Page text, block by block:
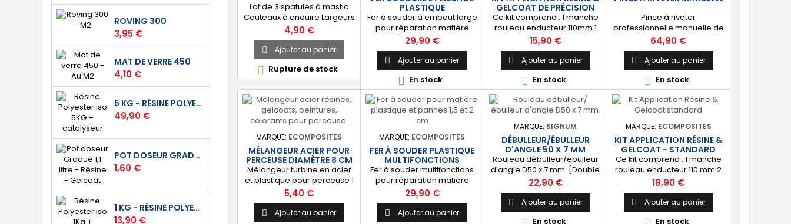
ROVING 300
Prix
3,95 €
MAT DE VERRE 450
Prix
4,10 €
5 KG - RÉSINE POLYESTER ISO DE STRATIFICATION
Prix
49,90 €
POT DOSEUR GRADUÉ 1,1 LITRE - RÉSINE - GELCOAT
Prix
1,60 €
1 KG - RÉSINE POLYESTER ISO DE STRATIFICATION
Prix
13,90 €
Lot de 3 spatules à mastic
Couteaux à enduire Largeurs
: 30mm 50mm 70mm
Prix
4,90 €
 Ajouter au panier
 Rupture de stock
PLASTIQUE
Fer à souder à embout large
pour réparation matière
plastique, pare-chocs,
carrosserie voiture, kayak,
bateau, bac de douche
camping car, etc.
Prix
29,90 €
 Ajouter au panier
 En stock
GELCOAT DE PRÉCISION
Ce kit comprend : 1 manche
rouleau enducteur 110mm 1
manchon à poils longs
110mm 1 manchon à poils
courts 110mm 1 pinceau plat
13mm 1 pinceau plat 25mm 1
bac de peinture 1 pipette de
dosage 3 ml pour le
catalyseur 1 pot doseur 340
ml 1 pot doseur 550 ml 5
paires de gants latex 2
mélangeurs en bois
Prix
15,90 €
 Ajouter au panier
 En stock
Pince à riveter
professionnelle manuelle de
type tenaille. Grande force
pour la pose simple et
rapide de rivets aveugles
(rivets pop). Livrée avec 5
embouts : 2,4 - 3,2 - 4,0 - 4,8
et 6,4 mm.
Prix
64,90 €
 Ajouter au panier
 En stock
MARQUE: ECOMPOSITES
MÉLANGEUR ACIER POUR
PERCEUSE DIAMÈTRE 8 CM
Mélangeur turbine en acier
et plastique pour perceuse 1
pièce longueur 40 cm
diamètre 8 cm
Prix
5,40 €
 Ajouter au panier
MARQUE: ECOMPOSITES
FER À SOUDER PLASTIQUE
MULTIFONCTIONS
Fer à souder multifonctions
pour réparation matière
plastique, pare-chocs,
carrosserie voiture, kayak,
bateau, bac de douche
Prix
29,90 €
 Ajouter au panier
MARQUE: SIGNUM
DÉBULLEUR/ÉBULLEUR
D'ANGLE 50 X 7 MM
Rouleau débulleur/ébulleur
d'angle D50 x 7 mm. [Double
action] Permet de chasser
les bulles d'air et de
comprimer les fibres de
verre dans les angles.
Prix
22,90 €
 Ajouter au panier
En stock
MARQUE: ECOMPOSITES
KIT APPLICATION RÉSINE &
GELCOAT - STANDARD
Ce kit comprend : 1 manche
rouleau enducteur 110 mm 2
manchons à poils longs 110
mm 2 manchons à poils
courts 110 mm 1 pinceau plat
38mm 1 pinceau plat 25mm 1
Prix
18,90 €
 Ajouter au panier
En stock